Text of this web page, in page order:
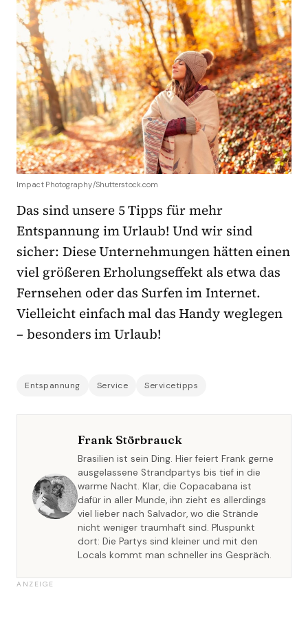
Impact Photography/Shutterstock.com
Das sind unsere 5 Tipps für mehr
Entspannung im Urlaub! Und wir sind
sicher: Diese Unternehmungen hätten einen
viel größeren Erholungseffekt als etwa das
Fernsehen oder das Surfen im Internet.
Vielleicht einfach mal das Handy weglegen
– besonders im Urlaub!
Entspannung Service Servicetipps
Frank Störbrauck
Brasilien ist sein Ding. Hier feiert Frank gerne
ausgelassene Strandpartys bis tief in die
warme Nacht. Klar, die Copacabana ist
dafür in aller Munde, ihn zieht es allerdings
viel lieber nach Salvador, wo die Strände
nicht weniger traumhaft sind. Pluspunkt
dort: Die Partys sind kleiner und mit den
Locals kommt man schneller ins Gespräch.
ANZEIGE